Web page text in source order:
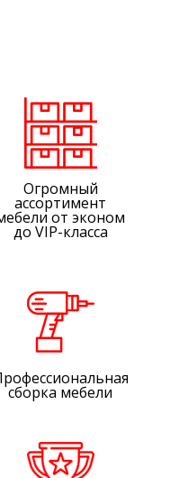
Огромный
ассортимент
от эконом
до VIP-класса
сборка мебели